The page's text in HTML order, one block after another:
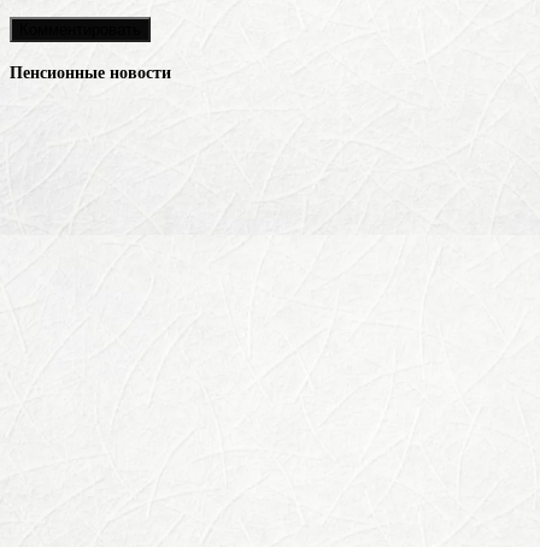
Пенсионные новости